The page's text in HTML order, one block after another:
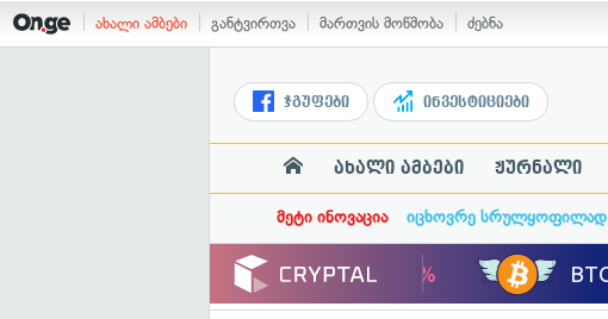
ახალი ამბები განტვირთვა მართვის მოწმობა ძებნა
ჯგუფები ინვესტიციები
ახალი ამბები ჟურნალი
მეტი ინოვაცია იცხოვრე სრულყოფილად